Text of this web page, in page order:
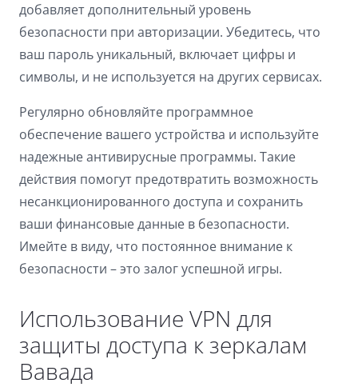
добавляет дополнительный уровень
безопасности при авторизации. Убедитесь, что
ваш пароль уникальный, включает цифры и
символы, и не используется на других сервисах.
Регулярно обновляйте программное
обеспечение вашего устройства и используйте
надежные антивирусные программы. Такие
действия помогут предотвратить возможность
несанкционированного доступа и сохранить
ваши финансовые данные в безопасности.
Имейте в виду, что постоянное внимание к
безопасности – это залог успешной игры.
Использование VPN для
защиты доступа к зеркалам
Вавада
spellcheck Readable font
Bright contrast
brightness_low Dark contrast
format_underlined Underline links
Reset
all
options
cached